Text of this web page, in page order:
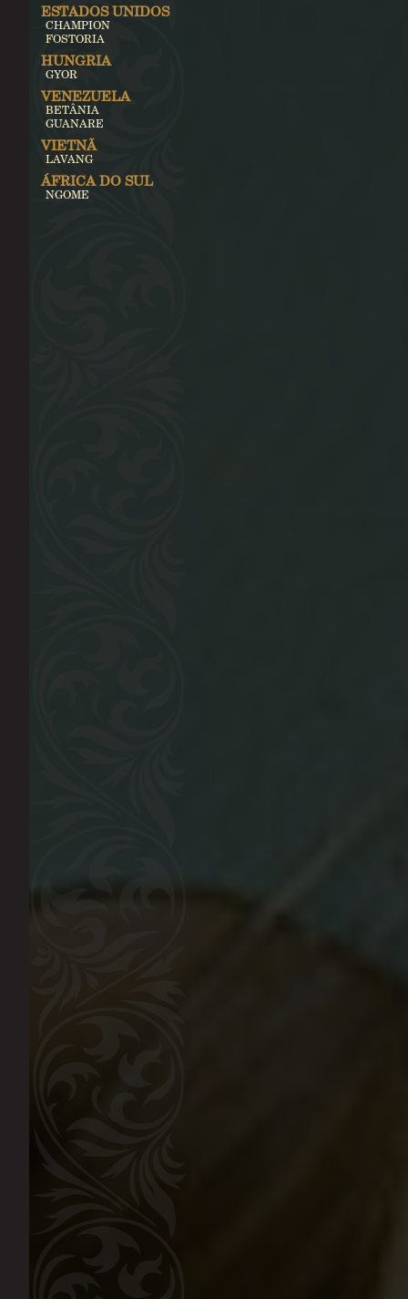
ESTADOS UNIDOS
CHAMPION
FOSTORIA
HUNGRIA
GYOR
VENEZUELA
BETÂNIA
GUANARE
VIETNÃ
LAVANG
ÁFRICA DO SUL
NGOME